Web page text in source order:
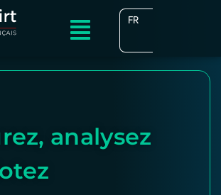
FR
EN
analysez